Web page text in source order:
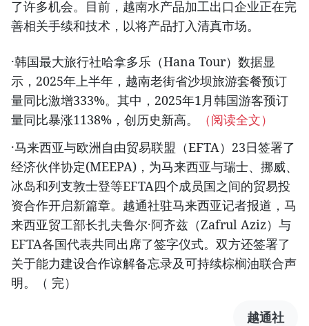
了许多机会。目前，越南水产品加工出口企业正在完
善相关手续和技术，以将产品打入清真市场。
·韩国最大旅行社哈拿多乐（Hana Tour）数据显
示，2025年上半年，越南老街省沙坝旅游套餐预订
量同比激增333%。其中，2025年1月韩国游客预订
量同比暴涨1138%，创历史新高。
（阅读全文）
·马来西亚与欧洲自由贸易联盟（EFTA）23日签署了
经济伙伴协定(MEEPA)，为马来西亚与瑞士、挪威、
冰岛和列支敦士登等EFTA四个成员国之间的贸易投
资合作开启新篇章。越通社驻马来西亚记者报道，马
来西亚贸工部长扎夫鲁尔·阿齐兹（Zafrul Aziz）与
EFTA各国代表共同出席了签字仪式。双方还签署了
关于能力建设合作谅解备忘录及可持续棕榈油联合声
明。（ 完）
越通社